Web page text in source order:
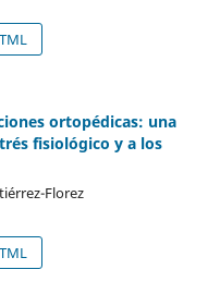
ortopédicas: una
fisiológico y a los
Florez